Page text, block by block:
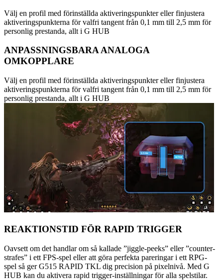
Välj en profil med förinställda aktiveringspunkter eller finjustera
aktiveringspunkterna för valfri tangent från 0,1 mm till 2,5 mm för
personlig prestanda, allt i G HUB
ANPASSNINGSBARA ANALOGA
OMKOPPLARE
Välj en profil med förinställda aktiveringspunkter eller finjustera
aktiveringspunkterna för valfri tangent från 0,1 mm till 2,5 mm för
personlig prestanda, allt i G HUB
REAKTIONSTID FÖR RAPID TRIGGER
Oavsett om det handlar om så kallade ”jiggle-peeks” eller ”counter-
strafes” i ett FPS-spel eller att göra perfekta pareringar i ett RPG-
spel så ger G515 RAPID TKL dig precision på pixelnivå. Med G
HUB kan du aktivera rapid trigger-inställningar för alla spelstilar.